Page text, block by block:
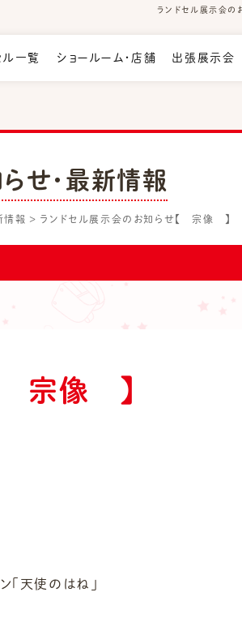
ランドセル展示会の
ル一覧 ショールーム・店舗 出張展示会
せ・最新情報
情報 ランドセル展示会のお知らせ【 宗像 】
宗像 】
「天使のはね」